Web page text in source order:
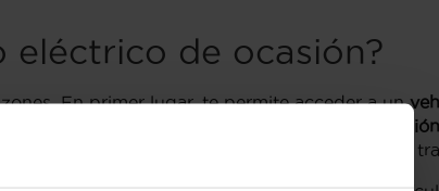
eléctrico de ocasión?
En primer lugar, te permite acceder a un
coches eléctricos de ocasión
en comparación con los vehículos